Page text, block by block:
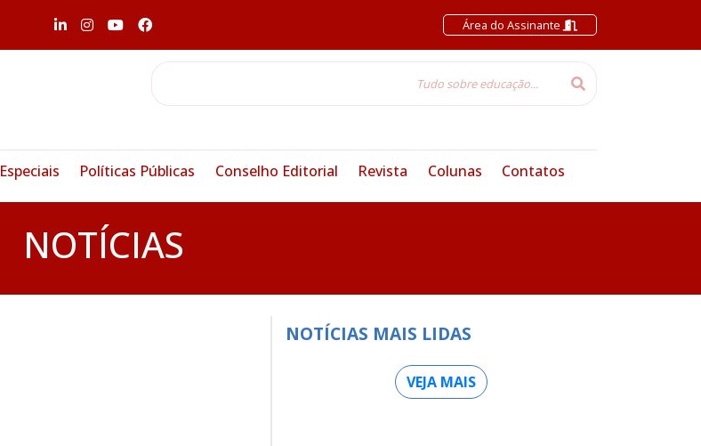
Área do Assinante
Especiais Políticas Públicas Conselho Editorial Revista Colunas Contatos
NOTÍCIAS
NOTÍCIAS MAIS LIDAS
VEJA MAIS